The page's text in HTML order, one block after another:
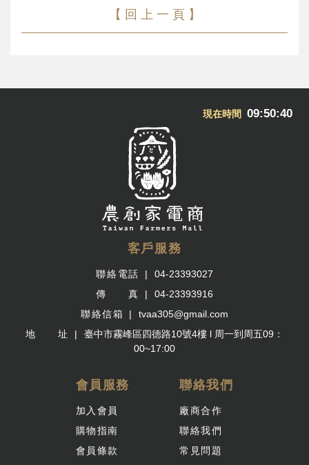
【 回 上 一 頁 】
現在時間 09:50:40
客戶服務
聯絡電話
04-23393027
傳 真
04-23393916
聯絡信箱
tvaa305@gmail.com
地 址
臺中市霧峰區四德路10號4樓 l 周一到周五09：
00~17:00
會員服務
加入會員
購物指南
會員條款
聯絡我們
廠商合作
聯絡我們
常見問題